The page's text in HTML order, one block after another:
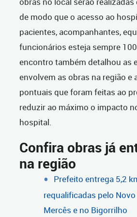
de modo que o acesso ao
pacientes, acompanhantes,
funcionários esteja sempre
encontro também detalhou as
envolvem as obras na região e
pontuais que foram feitas ao
reduzir ao máximo o impacto
hospital.
Confira obras já
na região
Prefeito entrega 5,2
requalificadas pelo
Mercês e no Bigorrilho